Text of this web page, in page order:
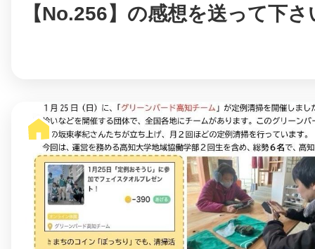
【No.256】の感想を送って下さ